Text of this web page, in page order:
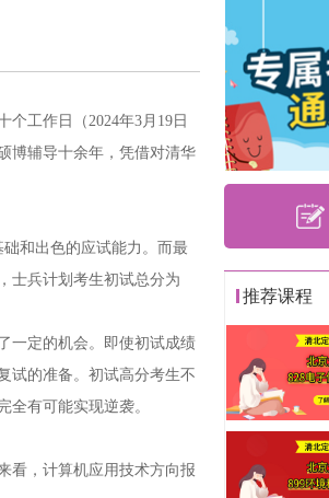
工作日（2024年3月19日
博辅导十余年，凭借对清华
和出色的应试能力。而最
士兵计划考生初试总分为
一定的机会。即使初试成绩
试的准备。初试高分考生不
有可能实现逆袭。
看，计算机应用技术方向报
推荐课程